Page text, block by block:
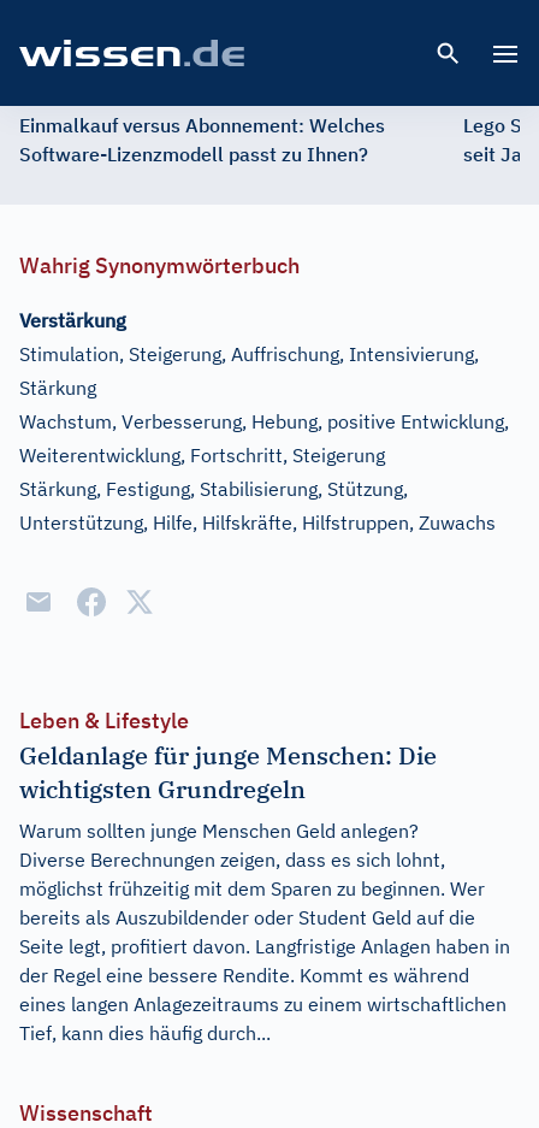
Einmalkauf versus Abonnement: Welches
Software-Lizenzmodell passt zu Ihnen?
Lego
seit
Wahrig Synonymwörterbuch
Verstärkung
Stimulation, Steigerung, Auffrischung, Intensivierung,
Stärkung
Wachstum, Verbesserung, Hebung, positive Entwicklung,
Weiterentwicklung, Fortschritt, Steigerung
Stärkung, Festigung, Stabilisierung, Stützung,
Unterstützung, Hilfe, Hilfskräfte, Hilfstruppen, Zuwachs
Leben & Lifestyle
Geldanlage für junge Menschen: Die
wichtigsten Grundregeln
Warum sollten junge Menschen Geld anlegen?
Diverse Berechnungen zeigen, dass es sich lohnt,
möglichst frühzeitig mit dem Sparen zu beginnen. Wer
bereits als Auszubildender oder Student Geld auf die
Seite legt, profitiert davon. Langfristige Anlagen haben in
der Regel eine bessere Rendite. Kommt es während
eines langen Anlagezeitraums zu einem wirtschaftlichen
Tief, kann dies häufig durch...
Wissenschaft